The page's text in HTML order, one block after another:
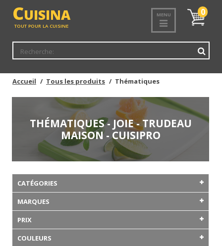
CUISINA
TOUT POUR LA CUISINE
MENU
Mon
panier
0
Accueil Tous les produits Thématiques
THÉMATIQUES - JOIE - TRUDEAU
MAISON - CUISIPRO
CATÉGORIES
MARQUES
PRIX
COULEURS